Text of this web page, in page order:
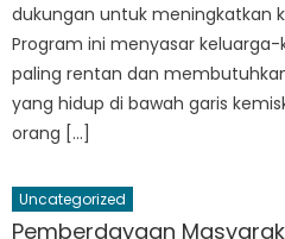
dukungan untuk meningkatkan
Program ini menyasar
paling rentan dan
yang hidup di bawah garis
orang […]
Uncategorized
Pemberdayaan